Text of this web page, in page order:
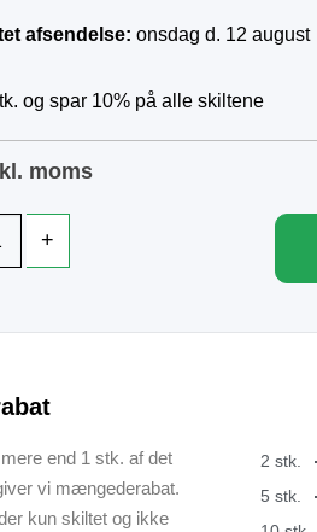
afsendelse: onsdag d. 12 august
og spar 10% på alle skiltene
moms
end 1 stk. af det
vi mængederabat.
kun skiltet og ikke
2 stk.
5 stk.